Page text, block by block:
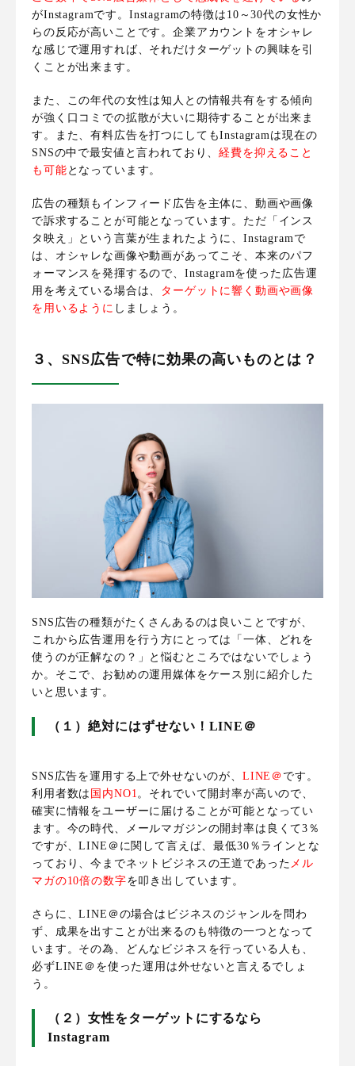
がInstagramです。Instagramの特徴は 10～30代の女性か
らの反応が高いことです 。企業アカウントをオシャレ
な感じで運用すれば、それだけターゲットの興味を引
くことが出来ます。
また、この年代の女性は知人との情報共有をする傾向
が強く口コミでの拡散が大いに期待することが出来ま
す。また、有料広告を打つにしてもInstagramは現在の
SNSの中で最安値と言われており、経費を抑えること
も可能 となっています。
広告の種類もインフィード広告を主体に、動画や画像
で訴求することが可能となっています。ただ「インス
タ映え」という言葉が生まれたように、Instagramで
は、オシャレな画像や動画があってこそ、本来のパフ
ォーマンスを発揮するので、Instagramを使った広告運
用を考えている場合は、
ターゲットに響く動画や画像
を用いるように しましょう 。
３、SNS広告で特に効果の高いものとは？
SNS広告の種類がたくさんあるのは良いことですが、
これから広告運用を行う方にとっては「一体、どれを
使うのが正解なの？」と悩むところではないでしょう
か。そこで、 お勧めの運用媒体をケース別に紹介した
いと思います 。
（１）絶対にはずせない！LINE＠
SNS広告を運用する上で外せないのが、 LINE＠ です。
利用者数は 国内NO1 。それでいて開封率が高いので、
確実に情報をユーザーに届けることが可能となってい
ます。今の時代、
メールマガジンの開封率は良くて3％
ですが、LINE＠に関して言えば、最低30％ラインとな
っており、今までネットビジネスの王道であった メル
マガの10倍の数字を叩き出しています 。
さらに、LINE＠の場合はビジネスのジャンルを問わ
ず、成果を出すことが出来るのも特徴の一つとなって
います。その為、どんなビジネスを行っている人も、
必ずLINE＠を使った運用は外せないと言えるでしょ
う。
（２）女性をターゲットにするなら
Instagram